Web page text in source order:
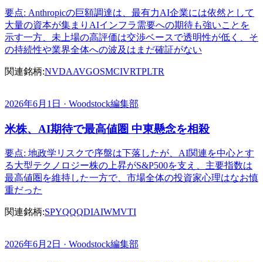
要点: Anthropicの巨額調達は、最有力AI企業には依然として
大量の資本が集まりAIインフラ需要への期待も強いことを
示す一方、未上場の高評価は交渉ベースで透明性が低く、そ
の持続性や業界全体への波及はまだ確証がない
関連銘柄:NVDAAVGOSMCIVRTPLTR
2026年6月1日 · Woodstock編集部
米株、AI期待で最高値圏 中東懸念を相殺
要点: 地政学リスクで序盤は下落したが、AI関連を中心とす
る大型テクノロジー株の上昇がS&P500を支え、主要指数は
最高値圏を維持した一方で、市場全体の投資家心理はなお慎
重だった
関連銘柄:SPYQQQDIAIWMVTI
2026年6月2日 · Woodstock編集部